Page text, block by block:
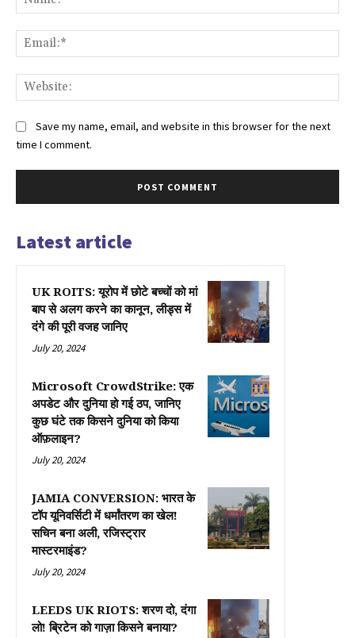
Save my name, email, and website in this browser for the next
time I comment.
Latest article
UK ROITS: यूरोप में छोटे बच्चों को मां
बाप से अलग करने का कानून, लीड्स में
दंगे की पूरी वजह जानिए
July 20, 2024
Microsoft CrowdStrike: एक
अपडेट और दुनिया हो गई ठप, जानिए
कुछ घंटे तक किसने दुनिया को किया
ऑफ़लाइन?
July 20, 2024
JAMIA CONVERSION: भारत के
टॉप यूनिवर्सिटी में धर्मांतरण का खेल!
सचिन बना अली, रजिस्ट्रार
मास्टरमाइंड?
July 20, 2024
LEEDS UK RIOTS: शरण दो, दंगा
लो! ब्रिटेन को गाज़ा किसने बनाया?